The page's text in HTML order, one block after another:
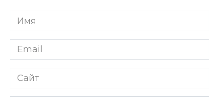
Имя
*
Email
*
Сайт